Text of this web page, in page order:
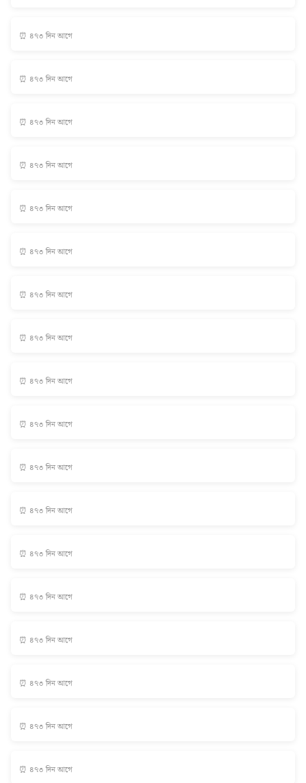
⏰ ৪৭৩ দিন আগে
⏰ ৪৭৩ দিন আগে
⏰ ৪৭৩ দিন আগে
⏰ ৪৭৩ দিন আগে
⏰ ৪৭৩ দিন আগে
⏰ ৪৭৩ দিন আগে
⏰ ৪৭৩ দিন আগে
⏰ ৪৭৩ দিন আগে
⏰ ৪৭৩ দিন আগে
⏰ ৪৭৩ দিন আগে
⏰ ৪৭৩ দিন আগে
⏰ ৪৭৩ দিন আগে
⏰ ৪৭৩ দিন আগে
⏰ ৪৭৩ দিন আগে
⏰ ৪৭৩ দিন আগে
⏰ ৪৭৩ দিন আগে
⏰ ৪৭৩ দিন আগে
⏰ ৪৭৩ দিন আগে